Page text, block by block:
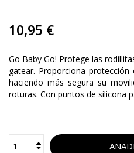
10,95 €
Go Baby Go! Protege las
gatear. Proporciona
haciendo más segura su
roturas. Con puntos de silicona